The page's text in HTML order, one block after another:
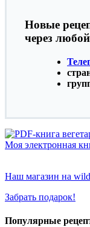
Новые
через
Моя электронная
Наш магазин на
Забрать подарок!
Популярные